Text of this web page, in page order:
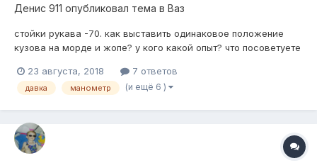
Денис 911 опубликовал тема в Ваз
стойки рукава -70. как выставить одинаковое положение
кузова на морде и жопе? у кого какой опыт? что посоветуете
23 августа, 2018
7 ответов
давка манометр (и ещё 6 )